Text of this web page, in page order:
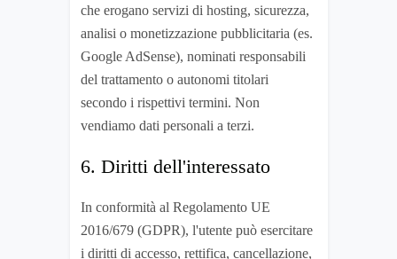
che erogano servizi di hosting, sicurezza,
analisi o monetizzazione pubblicitaria (es.
Google AdSense), nominati responsabili
del trattamento o autonomi titolari
secondo i rispettivi termini. Non
vendiamo dati personali a terzi.
6. Diritti dell'interessato
In conformità al Regolamento UE
2016/679 (GDPR), l'utente può esercitare
i diritti di accesso, rettifica, cancellazione,